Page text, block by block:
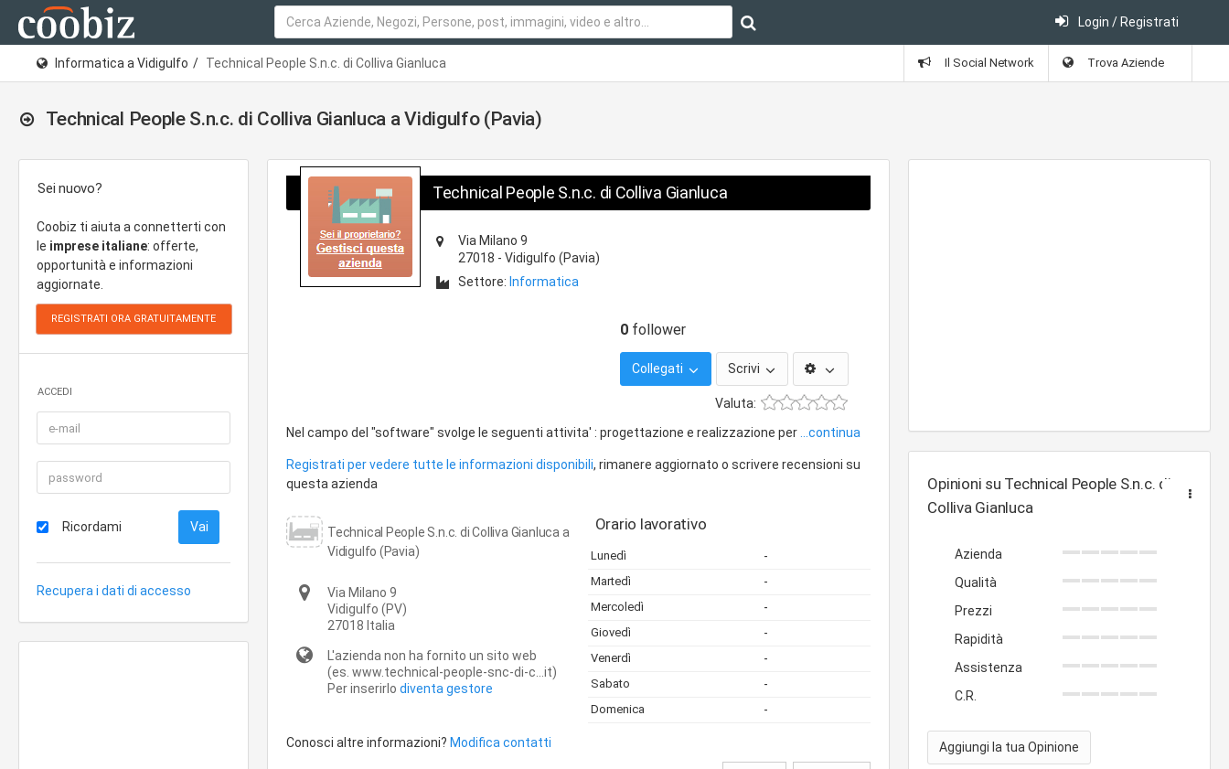
Login / Registrati
Informatica a Vidigulfo Technical People S.n.c. di Colliva Gianluca Il Social Network Trova Aziende
Technical People S.n.c. di Colliva Gianluca a Vidigulfo (Pavia)
Sei nuovo?
Coobiz ti aiuta a connetterti con
le imprese italiane: offerte,
opportunità e informazioni
aggiornate.
ACCEDI
Ricordami
Recupera i dati di accesso
Technical People S.n.c. di Colliva Gianluca
Via Milano 9
27018 - Vidigulfo (Pavia)
Settore: Informatica
0 follower
Collegati Scrivi
Valuta:
Nel campo del "software" svolge le seguenti attivita' : progettazione e realizzazione per
...continua
Registrati per vedere tutte le informazioni disponibili, rimanere aggiornato o scrivere recensioni su
questa azienda
Technical People S.n.c. di Colliva Gianluca a
Vidigulfo (Pavia)
Via Milano 9
Vidigulfo (PV)
27018 Italia
L'azienda non ha fornito un sito web
(es. www.technical-people-snc-di-c...it)
Per inserirlo diventa gestore
Orario lavorativo
Lunedì -
Martedì -
Mercoledì -
Giovedì -
Venerdì -
Sabato -
Domenica -
Conosci altre informazioni? Modifica contatti
Opinioni su Technical People S.n.c. di
Colliva Gianluca
Azienda
Qualità
Prezzi
Rapidità
Assistenza
C.R.
Aggiungi la tua Opinione